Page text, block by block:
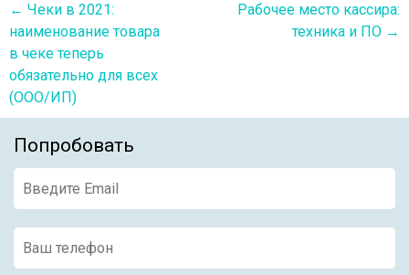
← Чеки в 2021:
наименование товара
в чеке теперь
обязательно для всех
(ООО/ИП)
Рабочее место кассира:
техника и ПО →
Попробовать